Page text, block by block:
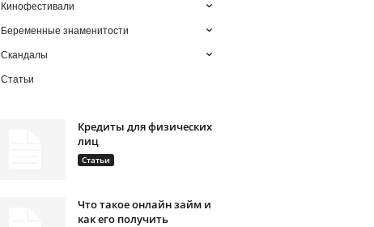
Кинофестивали
Беременные знаменитости
Скандалы
Статьи
Кредиты для физических
лиц
Статьи
Что такое онлайн займ и
как его получить